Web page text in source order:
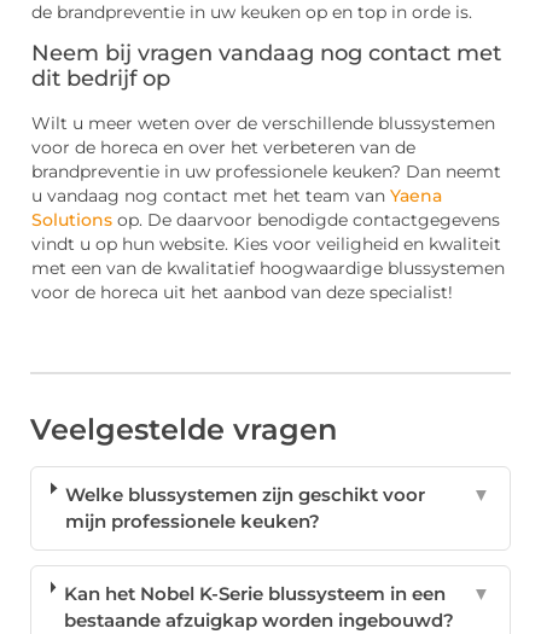
de brandpreventie in uw keuken op en top in orde is.
Neem bij vragen vandaag nog contact met
dit bedrijf op
Wilt u meer weten over de verschillende blussystemen
voor de horeca en over het verbeteren van de
brandpreventie in uw professionele keuken? Dan neemt
u vandaag nog contact met het team van Yaena
Solutions op. De daarvoor benodigde contactgegevens
vindt u op hun website. Kies voor veiligheid en kwaliteit
met een van de kwalitatief hoogwaardige blussystemen
voor de horeca uit het aanbod van deze specialist!
Veelgestelde vragen
Welke blussystemen zijn geschikt voor
mijn professionele keuken?
▼
Kan het Nobel K-Serie blussysteem in een
bestaande afzuigkap worden ingebouwd?
▼